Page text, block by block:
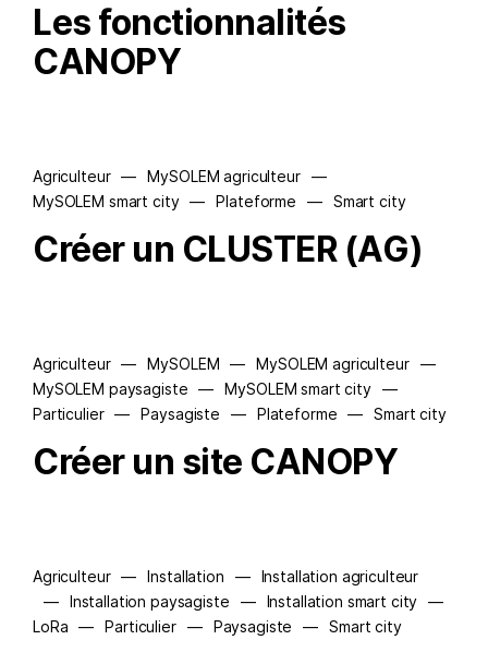
Les fonctionnalités
CANOPY
Agriculteur — MySOLEM agriculteur
—
MySOLEM smart city — Plateforme — Smart city
Créer un CLUSTER (AG)
Agriculteur — MySOLEM — MySOLEM agriculteur
—
MySOLEM paysagiste
— MySOLEM smart city —
Particulier — Paysagiste — Plateforme — Smart city
Créer un site CANOPY
Agriculteur — Installation —
Installation agriculteur
— Installation paysagiste — Installation smart city
—
LoRa
— Particulier — Paysagiste — Smart city